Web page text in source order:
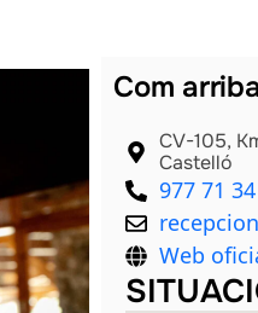
Com
CV-105,
Castelló
977 71
Web